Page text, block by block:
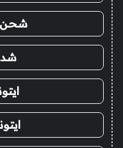
شحن